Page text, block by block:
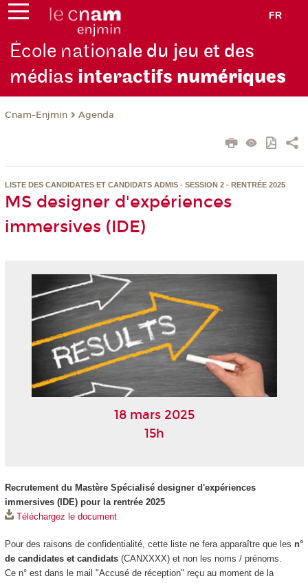
FR
École nationale du jeu et des
médias interactifs numériques
Cnam-Enjmin Agenda
LISTE DES CANDIDATES ET CANDIDATS ADMIS - SESSION 2 - RENTRÉE 2025
MS designer d'expériences
immersives (IDE)
18 mars 2025
15h
Recrutement du Mastère Spécialisé designer d'expériences
immersives (IDE) pour la rentrée 2025
Téléchargez le document
Pour des raisons de confidentialité, cette liste ne fera apparaître que les n°
de candidates et candidats(CANXXXX) et non les noms / prénoms.
Ce n° est dans le mail "Accusé de réception" reçu au moment de la